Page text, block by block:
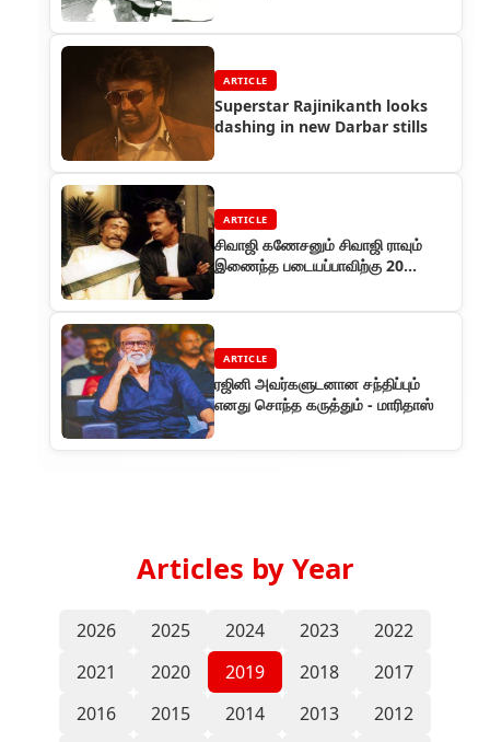
ARTICLE
Superstar Rajinikanth looks
dashing in new Darbar stills
ARTICLE
சிவாஜி கணேசனும் சிவாஜி ராவும்
இணைந்த படையப்பாவிற்கு 20
ARTICLE
ரஜினி அவர்களுடனான சந்திப்பும்
எனது சொந்த கருத்தும் - மாரிதாஸ்
Articles by Year
2026 2025 2024 2023
2022
2021
2020 2019 2018
2017
2016
2015 2014 2013
2012